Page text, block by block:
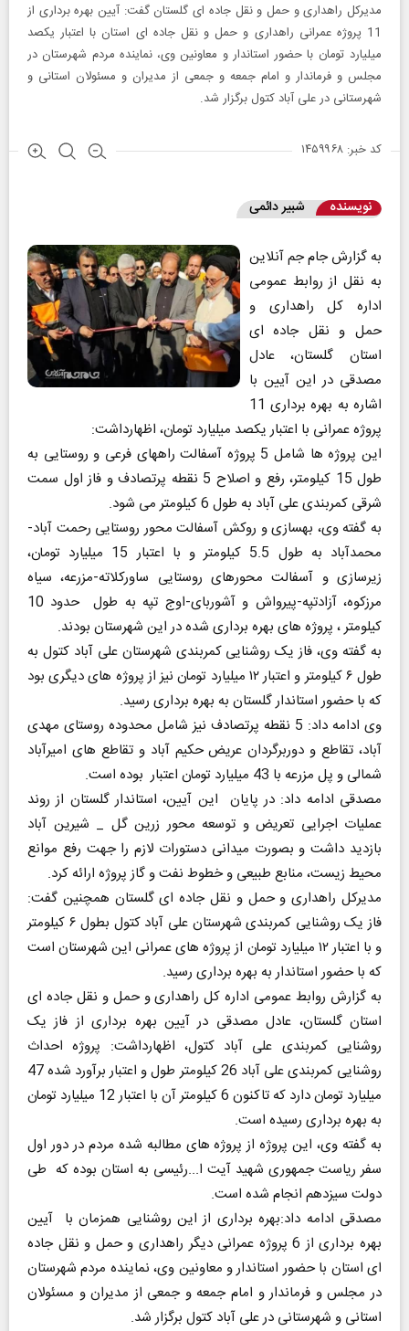
مدیرکل راهداری و حمل و نقل جاده ای گلستان گفت: آیین بهره برداری از
11 پروژه عمرانی راهداری و حمل و نقل جاده ای استان با اعتبار یکصد
میلیارد تومان با حضور استاندار و معاونین وی، نماینده مردم شهرستان در
مجلس و فرماندار و امام‌ جمعه و جمعی از مدیران و مسئولان استانی و
شهرستانی در علی آباد کتول برگزار شد.
کد خبر: ۱۴۵۹۹۶۸
نویسنده شبیر دائمی
به گزارش جام جم آنلاین
به نقل از روابط عمومی
اداره کل راهداری و
حمل و نقل جاده ای
استان گلستان، عادل
مصدقی در این آیین با
اشاره به بهره برداری 11
پروژه عمرانی با اعتبار یکصد میلیارد تومان، اظهارداشت:
این پروژه ها شامل 5 پروژه آسفالت راههای فرعی و روستایی به
طول 15 کیلومتر، رفع و اصلاح 5 نقطه پرتصادف و فاز اول سمت
شرقی کمربندی علی آباد به طول 6 کیلومتر می شود.
به گفته وی، بهسازی و روکش آسفالت محور روستایی رحمت آباد-
محمدآباد به طول 5.5 کیلومتر و با اعتبار 15 میلیارد تومان،
زیرسازی و آسفالت محورهای روستایی ساورکلاته-مزرعه، سیاه
مرزکوه، آزادتپه-پیرواش و آشوربای-اوج تپه به طول حدود 10
کیلومتر ، پروژه های بهره برداری شده در این شهرستان بودند.
به گفته وی، فاز یک روشنایی کمربندی شهرستان علی آباد کتول به
طول ۶ کیلومتر و اعتبار ۱۲ میلیارد تومان نیز از پروژه های دیگری بود
که با حضور استاندار گلستان به بهره برداری رسید.
وی ادامه داد: 5 نقطه پرتصادف نیز شامل محدوده روستای مهدی
آباد، تقاطع و دوربرگردان عریض حکیم آباد و تقاطع های امیرآباد
شمالی و پل مزرعه با 43 میلیارد تومان اعتبار بوده است.
مصدقی ادامه داد: در پایان این آیین، استاندار گلستان از روند
عملیات اجرایی تعریض و توسعه محور زرین گل _ شیرین آباد
بازدید داشت و بصورت میدانی دستورات لازم را جهت رفع موانع
محیط زیست، منابع طبیعی و خطوط نفت و گاز پروژه ارائه کرد.
مدیرکل راهداری و حمل و نقل جاده ای گلستان همچنین گفت:
فاز یک روشنایی کمربندی شهرستان علی آباد کتول بطول ۶ کیلومتر
و با اعتبار ۱۲ میلیارد تومان از پروژه های عمرانی این شهرستان است
که با حضور استاندار به بهره برداری رسید.
به گزارش روابط عمومی اداره کل راهداری و حمل و نقل جاده ای
استان گلستان، عادل مصدقی در آیین بهره برداری از فاز یک
روشنایی کمربندی علی آباد کتول، اظهارداشت: پروژه احداث
روشنایی کمربندی علی آباد 26 کیلومتر طول و اعتبار برآورد شده 47
میلیارد تومان دارد که تاکنون 6 کیلومتر آن با اعتبار 12 میلیارد تومان
به بهره برداری رسیده است.
به گفته وی، این پروژه از پروژه های مطالبه شده مردم در دور اول
سفر ریاست جمهوری شهید آیت ا...رئیسی به استان بوده که طی
دولت سیزدهم انجام شده است.
مصدقی ادامه داد:بهره برداری از این روشنایی همزمان با آیین
بهره برداری از 6 پروژه عمرانی دیگر راهداری و حمل و نقل جاده
ای استان با حضور استاندار و معاونین وی، نماینده مردم شهرستان
در مجلس و فرماندار و امام‌ جمعه و جمعی از مدیران و مسئولان
استانی و شهرستانی در علی آباد کتول برگزار شد.